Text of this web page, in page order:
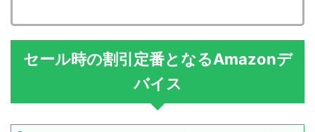
セール時の割引定番となるAmazonデ
バイス